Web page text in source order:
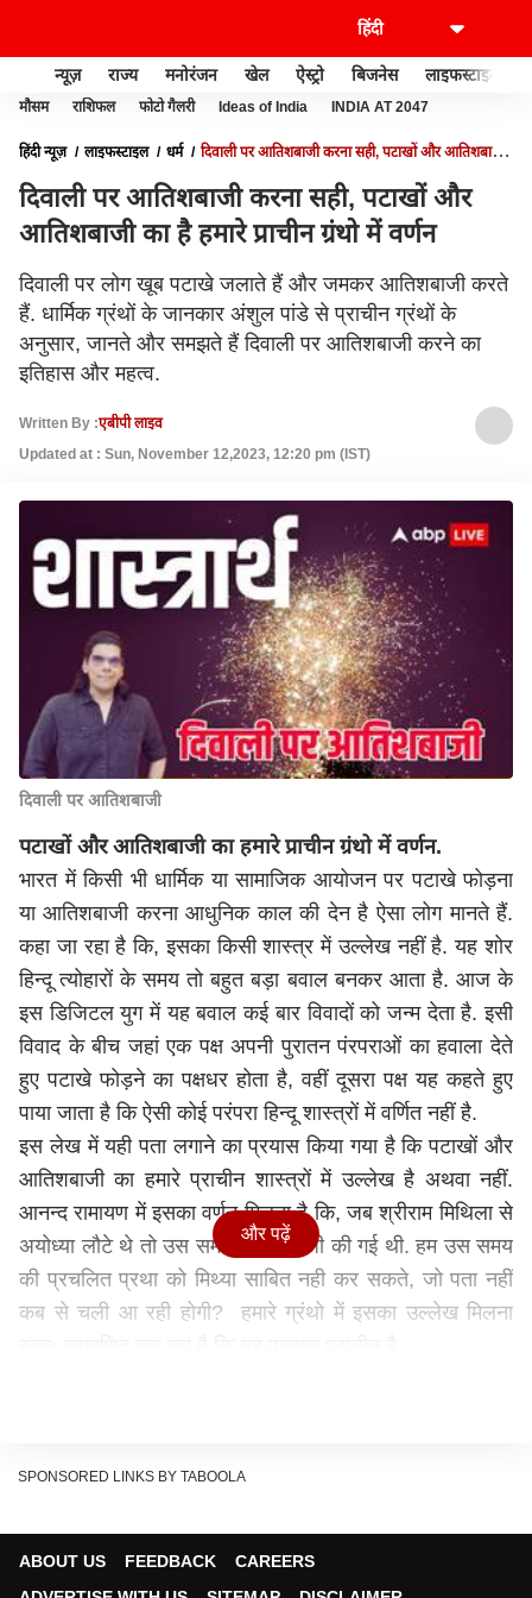
न्यूज़ राज्य मनोरंजन खेल ऐस्ट्रो बिजनेस लाइफस्टाइल
मौसम राशिफल फोटो गैलरी Ideas of India INDIA AT 2047
हिंदी न्यूज़ लाइफस्टाइल धर्म
दिवाली पर आतिशबाजी करना सही, पटाखों और आतिशबाजी
दिवाली पर आतिशबाजी करना सही, पटाखों और
आतिशबाजी का है हमारे प्राचीन ग्रंथो में वर्णन
दिवाली पर लोग खूब पटाखे जलाते हैं और जमकर आतिशबाजी करते
हैं. धार्मिक ग्रंथों के जानकार अंशुल पांडे से प्राचीन ग्रंथों के
अनुसार, जानते और समझते हैं दिवाली पर आतिशबाजी करने का
इतिहास और महत्व.
Written By :एबीपी लाइव
Updated at : Sun, November 12,2023, 12:20 pm (IST)
दिवाली पर आतिशबाजी
पटाखों और आतिशबाजी का हमारे प्राचीन ग्रंथो में वर्णन.
भारत में किसी भी धार्मिक या सामाजिक आयोजन पर पटाखे फोड़ना
या आतिशबाजी करना आधुनिक काल की देन है ऐसा लोग मानते हैं.
कहा जा रहा है कि, इसका किसी शास्त्र में उल्लेख नहीं है. यह शोर
हिन्दू त्योहारों के समय तो बहुत बड़ा बवाल बनकर आता है. आज के
इस डिजिटल युग में यह बवाल कई बार विवादों को जन्म देता है. इसी
विवाद के बीच जहां एक पक्ष अपनी पुरातन पंरपराओं का हवाला देते
हुए पटाखे फोड़ने का पक्षधर होता है, वहीं दूसरा पक्ष यह कहते हुए
पाया जाता है कि ऐसी कोई परंपरा हिन्दू शास्त्रों में वर्णित नहीं है.
इस लेख में यही पता लगाने का प्रयास किया गया है कि पटाखों और
आतिशबाजी का हमारे प्राचीन शास्त्रों में उल्लेख है अथवा नहीं.
आनन्द रामायण में इसका वर्णन मिलता है कि, जब श्रीराम मिथिला से
अयोध्या लौटे थे तो उस समय आतिशबाजी की गई थी. हम उस समय
की प्रचलित प्रथा को मिथ्या साबित नही कर सकते, जो पता नहीं
कब से चली आ रही होगी? हमारे ग्रंथो में इसका उल्लेख मिलना
एयरकंडीशनर घरघरा कर कई टन "सी एफ सी" छोड़कर वातावरण
और पढ़ें
SPONSORED LINKS BY TABOOLA
ABOUT US FEEDBACK
CAREERS